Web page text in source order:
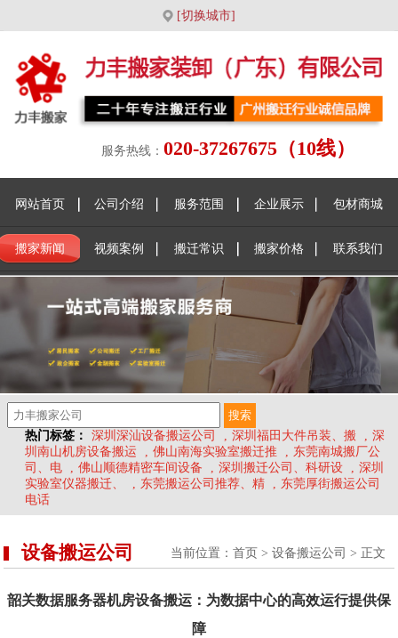
[切换城市]
服务热线： 020-37267675（10线）
网站首页 公司介绍 服务范围 企业展示 包材商城
搬家新闻 视频案例 搬迁常识 搬家价格 联系我们
热门标签： 深圳深汕设备搬运公司 , 深圳福田大件吊装、搬 , 深
圳南山机房设备搬运
, 佛山南海实验室搬迁推 , 东莞南城搬厂公
司、电
, 佛山顺德精密车间设备 , 深圳搬迁公司、科研设 , 深圳
实验室仪器搬迁、
, 东莞搬运公司推荐、精 , 东莞厚街搬运公司
电话
设备搬运公司 当前位置： 首页 > 设备搬运公司 > 正文
韶关数据服务器机房设备搬运：为数据中心的高效运行提供保
障